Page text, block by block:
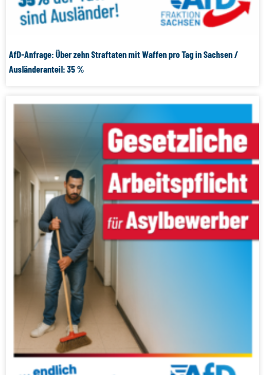
AfD-Anfrage: Über zehn Straftaten mit Waffen pro Tag in Sachsen /
Ausländeranteil: 35 %